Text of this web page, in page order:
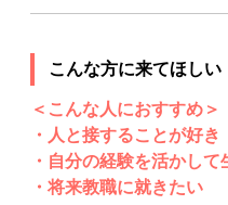
こんな方に来てほしい
＜こんな人におすすめ＞
・人と接することが好き
・自分の経験を活かし
・将来教職に就きたい